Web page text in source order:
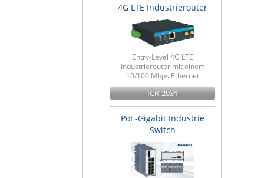
4G LTE Industrierouter
Entry-Level 4G LTE
Industrierouter mit einem
10/100 Mbps Ethernet
ICR-2031
PoE-Gigabit Industrie
Switch